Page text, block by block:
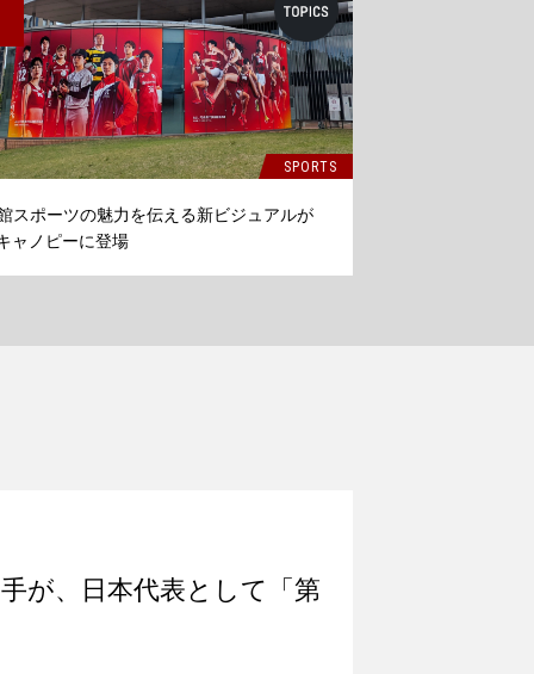
SPORTS
スポーツの魅力を伝える新ビジュアルが
ャノピーに登場
が、日本代表として「第